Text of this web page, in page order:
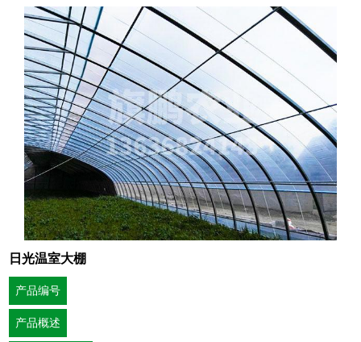
日光温室大棚
产品编号
产品概述